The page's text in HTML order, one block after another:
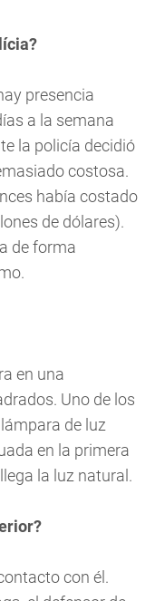
presencia
a la semana
la policía decidió
costosa.
había costado
de dólares).
de forma
en una
Uno de los
de luz
en la primera
la luz natural.
con él.